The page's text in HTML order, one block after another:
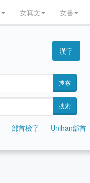
女真文 女書
漢字
搜索
搜索
部首檢字 Unihan部首